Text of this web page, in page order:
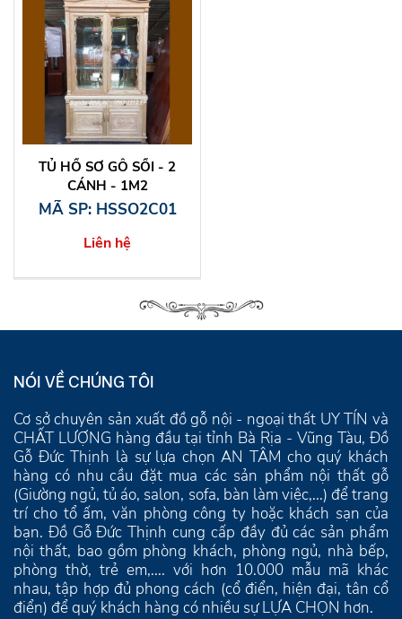
TỦ HỒ SƠ GỖ SỒI - 2
CÁNH - 1M2
MÃ SP: HSSO2C01
Liên hệ
NÓI VỀ CHÚNG TÔI
Cơ sở chuyên sản xuất đồ gỗ nội - ngoại thất UY TÍN và
CHẤT LƯỢNG hàng đầu tại tỉnh Bà Rịa - Vũng Tàu, Đồ
Gỗ Đức Thịnh là sự lựa chọn AN TÂM cho quý khách
hàng có nhu cầu đặt mua các sản phẩm nội thất gỗ
(Giường ngủ, tủ áo, salon, sofa, bàn làm việc,...) để trang
trí cho tổ ấm, văn phòng công ty hoặc khách sạn của
bạn. Đồ Gỗ Đức Thịnh cung cấp đầy đủ các sản phẩm
nội thất, bao gồm phòng khách, phòng ngủ, nhà bếp,
phòng thờ, trẻ em,.... với hơn 10.000 mẫu mã khác
nhau, tập hợp đủ phong cách (cổ điển, hiện đại, tân cổ
điển) để quý khách hàng có nhiều sự LỰA CHỌN hơn.